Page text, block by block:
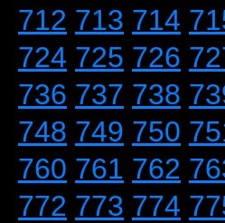
712 713 714
724 725 726
736 737 738
748 749 750
760 761 762
772 773 774